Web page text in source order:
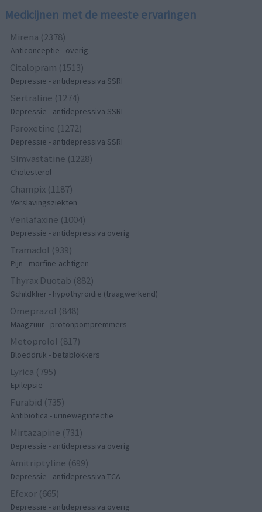
Medicijnen met de meeste ervaringen
Mirena (2378)
Anticonceptie - overig
Citalopram (1513)
Depressie - antidepressiva SSRI
Sertraline (1274)
Depressie - antidepressiva SSRI
Paroxetine (1272)
Depressie - antidepressiva SSRI
Simvastatine (1228)
Cholesterol
Champix (1187)
Verslavingsziekten
Venlafaxine (1004)
Depressie - antidepressiva overig
Tramadol (939)
Pijn - morfine-achtigen
Thyrax Duotab (882)
Schildklier - hypothyroidie (traagwerkend)
Omeprazol (848)
Maagzuur - protonpompremmers
Metoprolol (817)
Bloeddruk - betablokkers
Lyrica (795)
Epilepsie
Furabid (735)
Antibiotica - urineweginfectie
Mirtazapine (731)
Depressie - antidepressiva overig
Amitriptyline (699)
Depressie - antidepressiva TCA
Efexor (665)
Depressie - antidepressiva overig